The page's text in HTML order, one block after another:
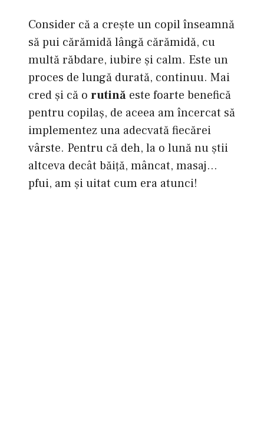
Consider că a creşte un copil înseamnă
să pui cărămidă lângă cărămidă, cu
multă răbdare, iubire şi calm. Este un
proces de lungă durată, continuu. Mai
cred şi că o rutină este foarte benefică
pentru copilaş, de aceea am încercat să
implementez una adecvată fiecărei
vârste. Pentru că deh, la o lună nu ştii
altceva decât băiţă, mâncat, masaj…
pfui, am şi uitat cum era atunci!